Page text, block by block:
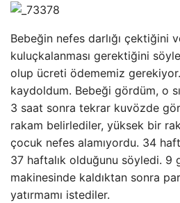
Bebeğin nefes darlığı çektiğini
kuluçkalanması gerektiğini
olup ücreti ödememiz
kaydoldum. Bebeği gördüm, o
3 saat sonra tekrar kuvözde
rakam belirlediler, yüksek bir
çocuk nefes alamıyordu. 34
37 haftalık olduğunu söyledi. 9
makinesinde kaldıktan sonra
yatırmamı istediler.